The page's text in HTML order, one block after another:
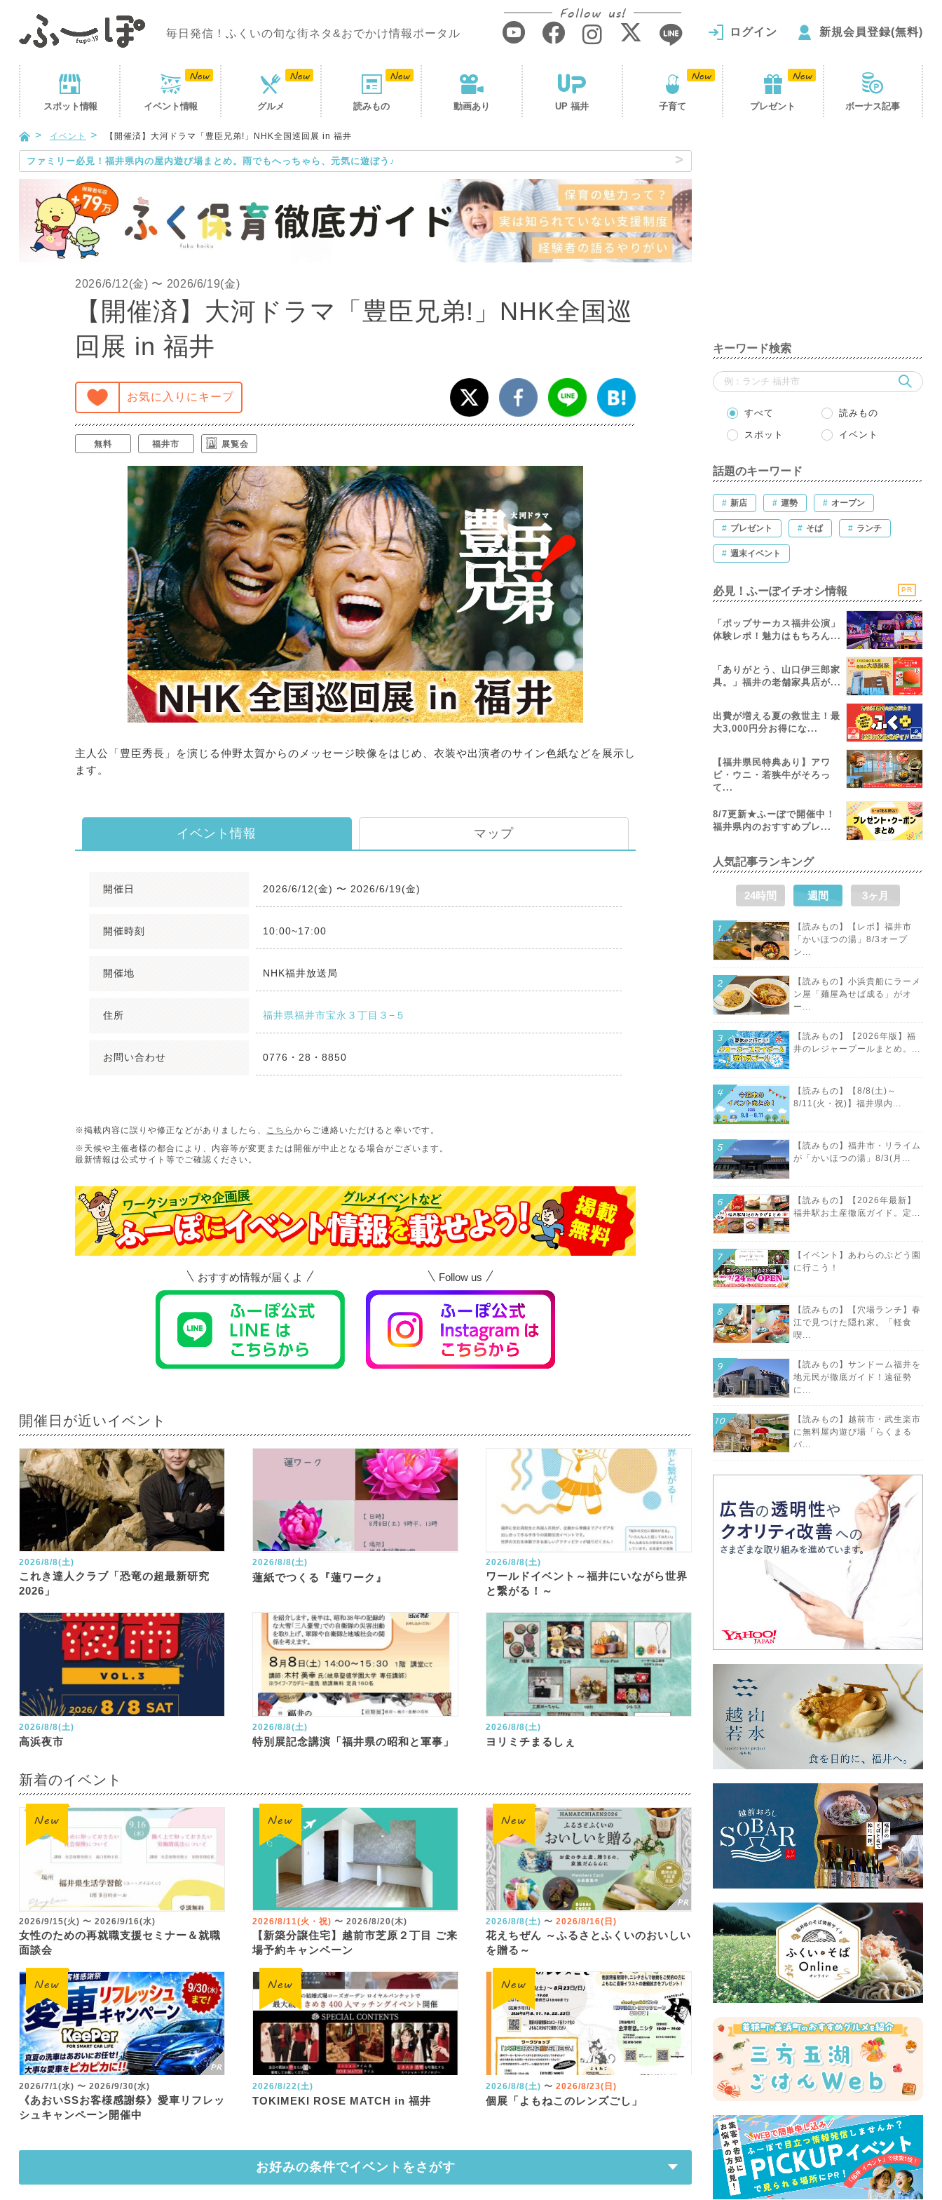
毎日発信！ふくいの旬な街ネタ&おでかけ情報ポータル
Follow us!
ログイン 新規会員登録(無料)
スポット情報 イベント情報 グルメ 読みもの 動画あり UP 福井 子育て プレゼント ボーナス記事
イベント 【開催済】大河ドラマ「豊臣兄弟!」NHK全国巡回展 in 福井
ファミリー必見！福井県内の屋内遊び場まとめ。雨でもへっちゃら、元気に遊ぼう♪
2026/6/12(金) 〜 2026/6/19(金)
【開催済】大河ドラマ「豊臣兄弟!」NHK全国巡
回展 in 福井
お気に入りにキープ
無料 福井市 展覧会
主人公「豊臣秀長」を演じる仲野太賀からのメッセージ映像をはじめ、衣装や出演者のサイン色紙などを展示し
ます。
イベント情報 マップ
開催日 2026/6/12(金) 〜 2026/6/19(金)
開催時刻 10:00~17:00
開催地 NHK福井放送局
住所 福井県福井市宝永３丁目３−５
お問い合わせ 0776・28・8850
※掲載内容に誤りや修正などがありましたら、 こちら からご連絡いただけると幸いです。
※天候や主催者様の都合により、内容等が変更または開催が中止となる場合がございます。
最新情報は公式サイト等でご確認ください。
おすすめ情報が届くよ Follow us
開催日が近いイベント
2026/8/8(土)
これき達人クラブ「恐竜の超最新研究
2026」
2026/8/8(土)
蓮紙でつくる『蓮ワーク』
2026/8/8(土)
ワールドイベント～福井にいながら世界
と繋がる！～
2026/8/8(土)
高浜夜市
2026/8/8(土)
特別展記念講演「福井県の昭和と軍事」
2026/8/8(土)
ヨリミチまるしぇ
新着のイベント
2026/9/15(火) 〜 2026/9/16(水)
女性のための再就職支援セミナー＆就職
面談会
2026/8/11(火・祝) 〜 2026/8/20(木)
【新築分譲住宅】越前市芝原２丁目 ご来
場予約キャンペーン
2026/8/8(土) 〜 2026/8/16(日)
花えちぜん ～ふるさとふくいのおいしい
を贈る～
2026/7/1(水) 〜 2026/9/30(水)
《あおいSSお客様感謝祭》愛車リフレッ
シュキャンペーン開催中
2026/8/22(土)
TOKIMEKI ROSE MATCH in 福井
2026/8/8(土) 〜 2026/8/23(日)
個展「よもねこのレンズごし」
お好みの条件でイベントをさがす
キーワード検索
すべて 読みもの
スポット イベント
話題のキーワード
# 新店 # 運勢 # オープン
# プレゼント # そば # ランチ
# 週末イベント
必見！ふーぽイチオシ情報 PR
「ポップサーカス福井公演」
体験レポ！魅力はもちろん...
「ありがとう、山口伊三郎家
具。」福井の老舗家具店が...
出費が増える夏の救世主！最
大3,000円分お得にな...
【福井県民特典あり】アワ
ビ・ウニ・若狭牛がそろっ
て...
8/7更新★ふーぽで開催中！
福井県内のおすすめプレ...
人気記事ランキング
24時間 週間 3ヶ月
【読みもの】【レポ】福井市
「かいほつの湯」8/3オープ
ン...
【読みもの】小浜貴船にラーメ
ン屋「麺屋為せば成る」がオ
ー...
【読みもの】【2026年版】福
井のレジャープールまとめ。...
【読みもの】【8/8(土)～
8/11(火・祝)】福井県内...
【読みもの】福井市・リライム
が「かいほつの湯」8/3(月...
【読みもの】【2026年最新】
福井駅お土産徹底ガイド。定...
【イベント】あわらのぶどう園
に行こう！
【読みもの】【穴場ランチ】春
江で見つけた隠れ家。「軽食
喫...
【読みもの】サンドーム福井を
地元民が徹底ガイド！遠征勢
に...
【読みもの】越前市・武生楽市
に無料屋内遊び場「らくまる
パ...